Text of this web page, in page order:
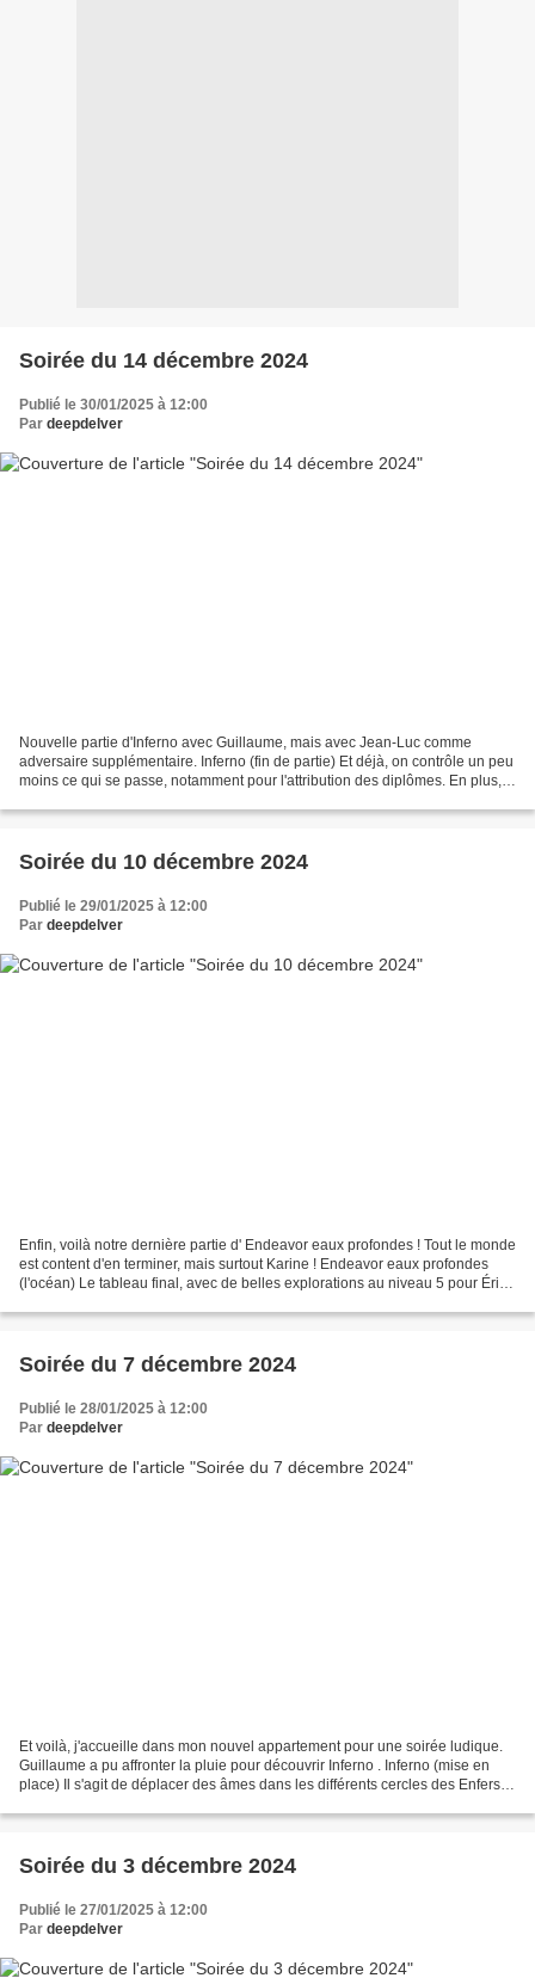
Soirée du 14 décembre 2024
Publié le 30/01/2025 à 12:00
Par deepdelver
Nouvelle partie d'Inferno avec Guillaume, mais avec Jean-Luc comme
adversaire supplémentaire. Inferno (fin de partie) Et déjà, on contrôle un peu
moins ce qui se passe, notamment pour l'attribution des diplômes. En plus,
Soirée du 10 décembre 2024
Publié le 29/01/2025 à 12:00
Par deepdelver
Enfin, voilà notre dernière partie d' Endeavor eaux profondes ! Tout le monde
est content d'en terminer, mais surtout Karine ! Endeavor eaux profondes
(l'océan) Le tableau final, avec de belles explorations au niveau 5 pour Éric.
Soirée du 7 décembre 2024
Publié le 28/01/2025 à 12:00
Par deepdelver
Et voilà, j'accueille dans mon nouvel appartement pour une soirée ludique.
Guillaume a pu affronter la pluie pour découvrir Inferno . Inferno (mise en
place) Il s'agit de déplacer des âmes dans les différents cercles des Enfers
Soirée du 3 décembre 2024
Publié le 27/01/2025 à 12:00
Par deepdelver